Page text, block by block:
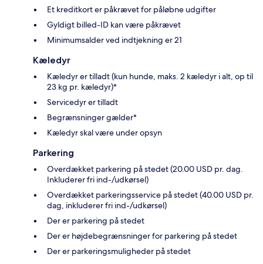
Et kreditkort er påkrævet for påløbne udgifter
Gyldigt billed-ID kan være påkrævet
Minimumsalder ved indtjekning er 21
Kæledyr
Kæledyr er tilladt (kun hunde, maks. 2 kæledyr i alt, op til
23 kg pr. kæledyr)*
Servicedyr er tilladt
Begrænsninger gælder*
Kæledyr skal være under opsyn
Parkering
Overdækket parkering på stedet (20.00 USD pr. dag.
Inkluderer fri ind-/udkørsel)
Overdækket parkeringsservice på stedet (40.00 USD pr.
dag, inkluderer fri ind-/udkørsel)
Der er parkering på stedet
Der er højdebegrænsninger for parkering på stedet
Der er parkeringsmuligheder på stedet